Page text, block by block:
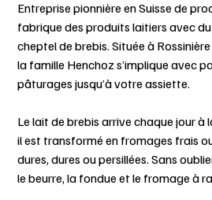
Entreprise pionnière en Suisse de
fabrique des produits laitiers avec
cheptel de brebis. Située à
la famille Henchoz s’implique avec
pâturages jusqu’à votre assiette.
Le lait de brebis arrive chaque jour à
il est transformé en fromages frais
dures, dures ou persillées. Sans
le beurre, la fondue et le fromage à